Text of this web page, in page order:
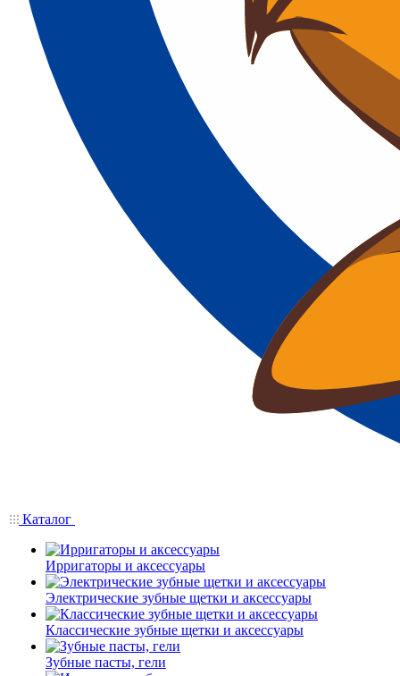
Каталог
Ирригаторы и аксессуары
Электрические зубные щетки и аксессуары
Классические зубные щетки и аксессуары
Зубные пасты, гели